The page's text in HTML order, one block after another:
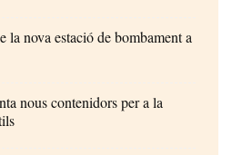
la nova estació de bombament a
nous contenidors per a la